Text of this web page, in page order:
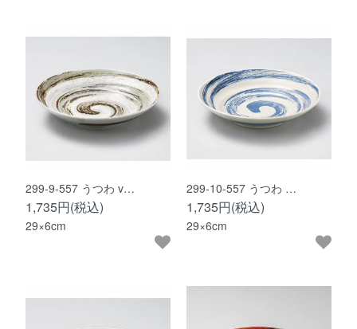
299-9-557 うつわ v…
1,735円(税込)
29×6cm
299-10-557 うつわ …
1,735円(税込)
29×6cm